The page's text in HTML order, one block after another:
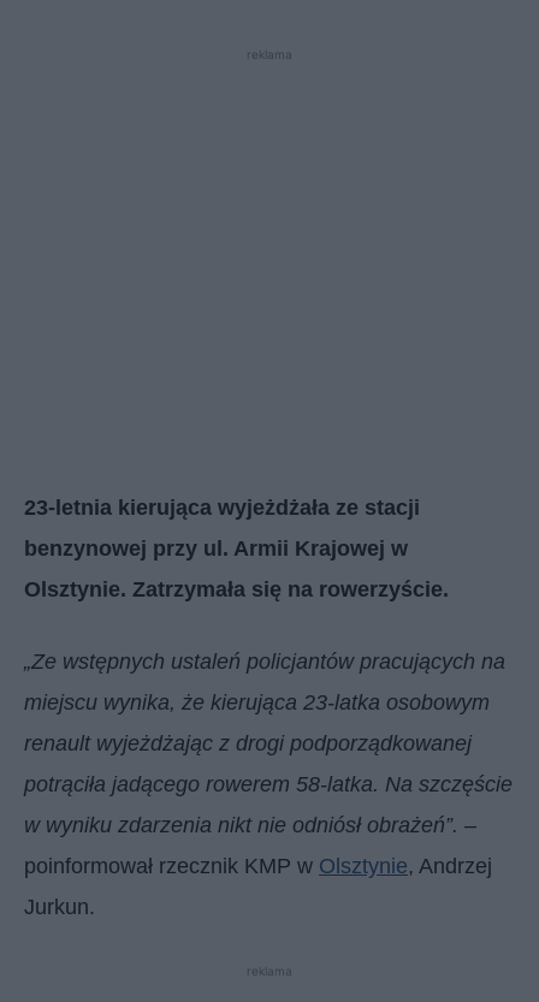
reklama
23-letnia kierująca wyjeżdżała ze stacji
benzynowej przy ul. Armii Krajowej w
Olsztynie. Zatrzymała się na rowerzyście.
„Ze wstępnych ustaleń policjantów pracujących na
miejscu wynika, że kierująca 23-latka osobowym
renault wyjeżdżając z drogi podporządkowanej
potrąciła jadącego rowerem 58-latka. Na szczęście
w wyniku zdarzenia nikt nie odniósł obrażeń”. –
poinformował rzecznik KMP w Olsztynie, Andrzej
Jurkun.
reklama